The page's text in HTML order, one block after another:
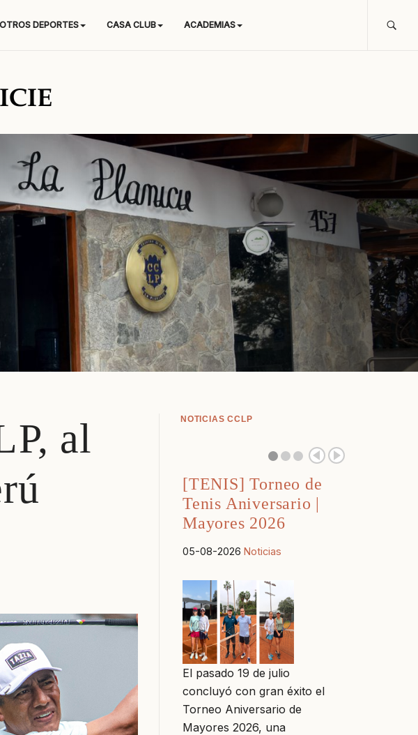
OTROS DEPORTES CASA CLUB ACADEMIAS
al
NOTICIAS CCLP
[TENIS] Torneo de
Tenis Aniversario |
Mayores 2026
05-08-2026 Noticias
El pasado 19 de julio
concluyó con gran éxito el
Torneo Aniversario de
Mayores 2026, una